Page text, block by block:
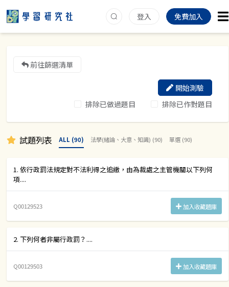
登入 免費加入
前往篩選清單
排除已做過題目 排除已作對題目
開始測驗
試題列表 ALL (90) 法學(緒論、大意、知識) (90) 單選 (90)
1. 依行政罰法規定對不法利得之追繳，由為裁處之主管機關以下列何
項....
Q00129523 加入收藏題庫
2. 下列何者非屬行政罰？....
Q00129503 加入收藏題庫